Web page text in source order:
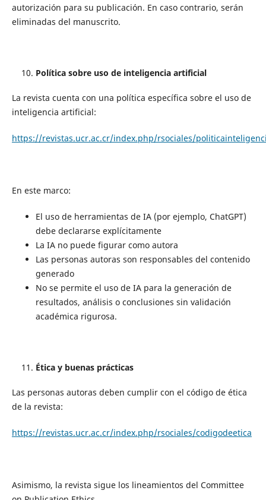
autorización para su publicación. En caso contrario, serán
eliminadas del manuscrito.
Política sobre uso de inteligencia artificial
La revista cuenta con una política específica sobre el uso de
inteligencia artificial:
https://revistas.ucr.ac.cr/index.php/rsociales/
En este marco:
El uso de herramientas de IA (por ejemplo, ChatGPT)
debe declararse explícitamente
La IA no puede figurar como autora
Las personas autoras son responsables del contenido
generado
No se permite el uso de IA para la generación de
resultados, análisis o conclusiones sin validación
académica rigurosa.
Ética y buenas prácticas
Las personas autoras deben cumplir con el código de ética
de la revista:
https://revistas.ucr.ac.cr/index.php/rsociales/codigodeetica
Asimismo, la revista sigue los lineamientos del Committee